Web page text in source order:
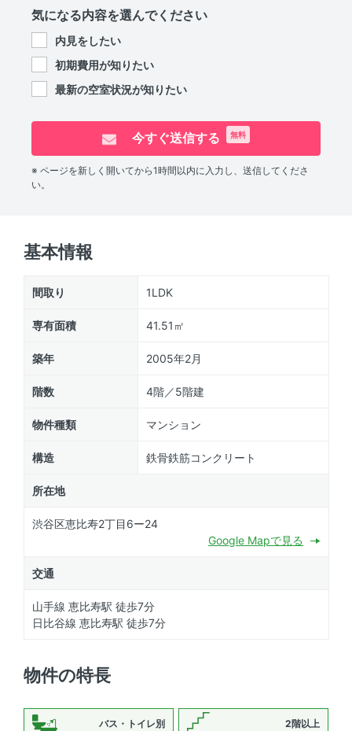
気になる内容を選んでください
内見をしたい
初期費用が知りたい
最新の空室状況が知りたい
今すぐ送信する 無料
※ ページを新しく開いてから1時間以内に入力し、送信してくださ
い。
基本情報
間取り 1LDK
専有面積 41.51㎡
築年 2005年2月
階数 4階／5階建
物件種類 マンション
構造 鉄骨鉄筋コンクリート
所在地
渋谷区恵比寿2丁目6ー24
Google Mapで見る
交通
山手線 恵比寿駅 徒歩7分
日比谷線 恵比寿駅 徒歩7分
物件の特長
バス・トイレ別 2階以上